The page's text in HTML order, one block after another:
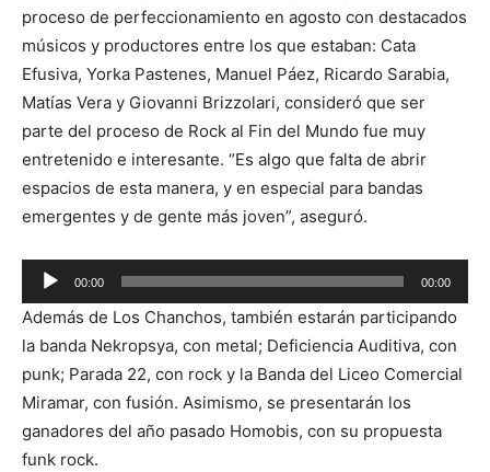
proceso de perfeccionamiento en agosto con destacados
músicos y productores entre los que estaban: Cata
Efusiva, Yorka Pastenes, Manuel Páez, Ricardo Sarabia,
Matías Vera y Giovanni Brizzolari, consideró que ser
parte del proceso de Rock al Fin del Mundo fue muy
entretenido e interesante. “Es algo que falta de abrir
espacios de esta manera, y en especial para bandas
emergentes y de gente más joven”, aseguró.
Reproductor
de
audio
00:00 00:00
Además de Los Chanchos, también estarán participando
la banda Nekropsya, con metal; Deficiencia Auditiva, con
punk; Parada 22, con rock y la Banda del Liceo Comercial
Miramar, con fusión. Asimismo, se presentarán los
ganadores del año pasado Homobis, con su propuesta
funk rock.